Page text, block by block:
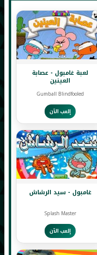
لعبة غامبول - عصابة
العينين
Gumball Blindfooled
إلعب الآن
غامبول - سيد الرشاش
Splash Master
إلعب الآن